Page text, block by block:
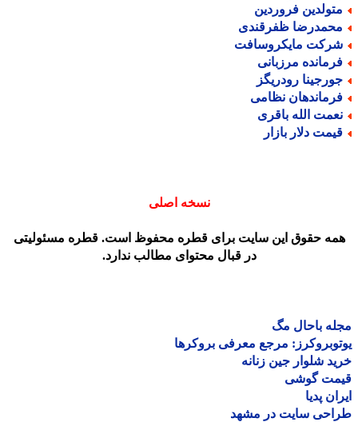
فروردین
ظفرقندی
مایکروسافت
مرزبانی
رودریگز
نظامی
الله باقری
دلار بازار
نسخه اصلی
حقوق این سایت برای قطره محفوظ است. قطره مسئولیتی
در قبال محتوای مطالب ندارد.
باحال مگ
مرجع معرفی بروکرها
شلوار جین زنانه
گوشی
پدیا
سایت در مشهد